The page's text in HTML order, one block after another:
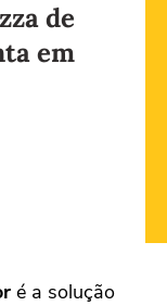
de
em
é a solução